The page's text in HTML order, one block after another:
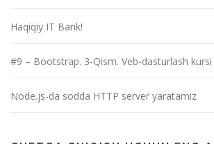
Haqiqiy IT Bank!
#9 – Bootstrap. 3-Qism. Veb-dasturlash kursi
Node.js-da sodda HTTP server yaratamiz